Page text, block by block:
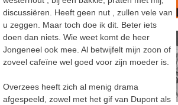
discussiëren. Heeft geen nut , zullen vele van
u zeggen. Maar toch doe ik dit. Beter iets
doen dan niets. Wie weet komt de heer
Jongeneel ook mee. Al betwijfelt mijn zoon of
zoveel cafeïne wel goed voor zijn moeder is.
Overzees heeft zich al menig drama
afgespeeld, zowel met het gif van Dupont als